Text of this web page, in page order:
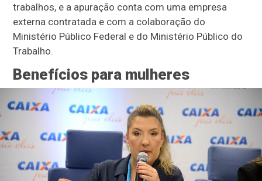
trabalhos, e a apuração conta com uma empresa
externa contratada e com a colaboração do
Ministério Público Federal e do Ministério Público do
Trabalho.
Benefícios para mulheres